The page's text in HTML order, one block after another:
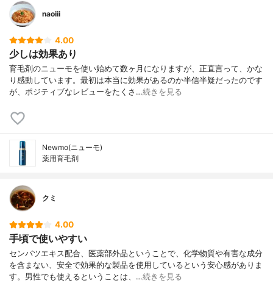
naoiii
4.00
少しは効果あり
育毛剤のニューモを使い始めて数ヶ月になりますが、正直言って、かな
り感動しています。最初は本当に効果があるのか半信半疑だったのです
が、ポジティブなレビューをたくさ…続きを見る
Newmo(ニューモ)
薬用育毛剤
クミ
4.00
手頃で使いやすい
センバツエキス配合、医薬部外品ということで、化学物質や有害な成分
を含まない、安全で効果的な製品を使用しているという安心感がありま
す。男性でも使えるということは、…続きを見る